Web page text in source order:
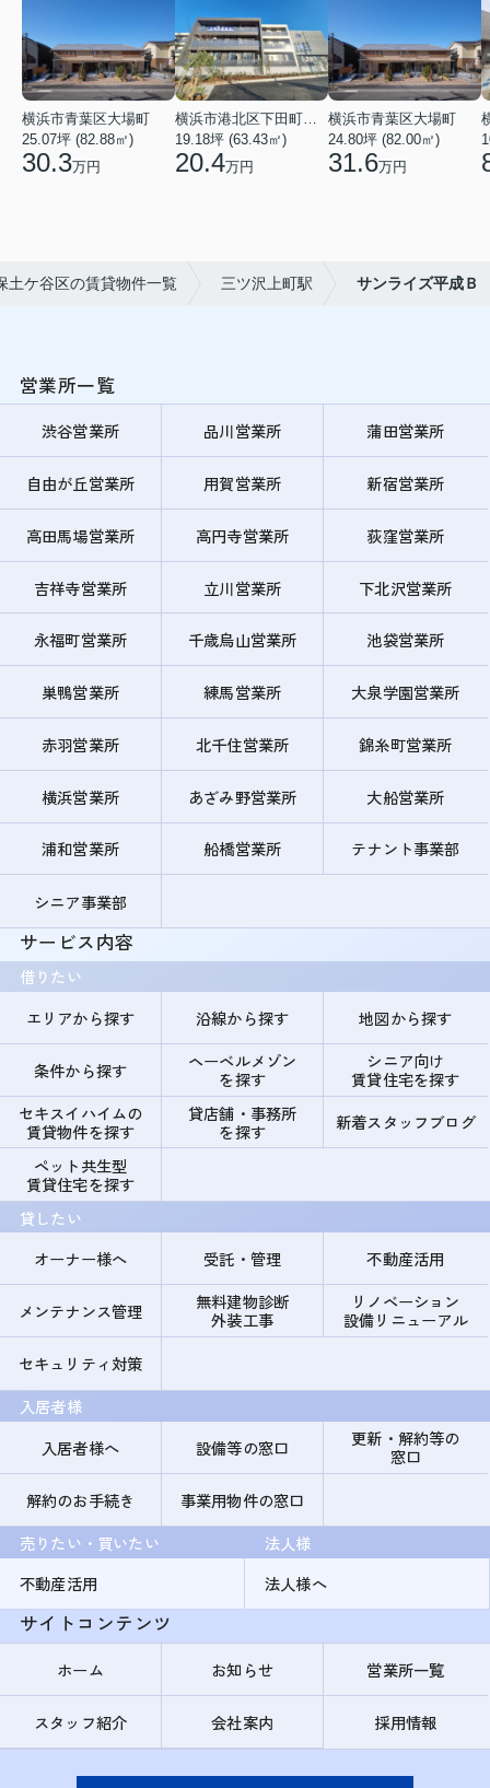
横浜市青葉区大場町
25.07坪 (82.88㎡)
30.3万円
19.18坪 (63.43㎡)
20.4万円
横浜市青葉区大場町
24.80坪 (82.00㎡)
31.6万円
土ケ谷区の賃貸物件一覧 三ツ沢上町駅 サンライズ平成Ｂ
営業所一覧
渋谷営業所 品川営業所 蒲田営業所
自由が丘営業所 用賀営業所 新宿営業所
高田馬場営業所 高円寺営業所 荻窪営業所
吉祥寺営業所 立川営業所 下北沢営業所
永福町営業所 千歳烏山営業所 池袋営業所
巣鴨営業所 練馬営業所 大泉学園営業所
赤羽営業所 北千住営業所 錦糸町営業所
横浜営業所 あざみ野営業所 大船営業所
浦和営業所 船橋営業所 テナント事業部
シニア事業部
サービス内容
借りたい
エリアから探す
沿線から探す 地図から探す
条件から探す
ヘーベルメゾン
を探す
シニア向け
賃貸住宅を探す
セキスイハイムの
賃貸物件を探す
貸店舗・事務所
を探す
新着スタッフブログ
ペット共生型
賃貸住宅を探す
貸したい
オーナー様へ
受託・管理 不動産活用
メンテナンス管理
無料建物診断
外装工事
リノベーション
設備リニューアル
セキュリティ対策
入居者様
入居者様へ
設備等の窓口
更新・解約等の
窓口
解約のお手続き
事業用物件の窓口
売りたい・買いたい
不動産活用
法人様
法人様へ
サイトコンテンツ
ホーム お知らせ 営業所一覧
スタッフ紹介 会社案内 採用情報